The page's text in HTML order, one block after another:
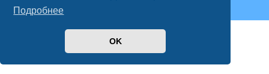
Подробнее
OK
Конфиденциальность